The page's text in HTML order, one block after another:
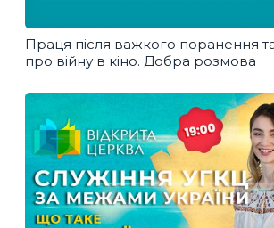
Праця після важкого поранення
про війну в кіно. Добра розмова